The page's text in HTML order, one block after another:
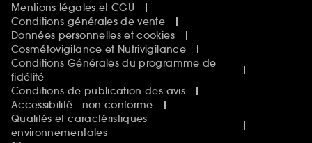
Mentions légales et CGU
Conditions générales de vente
Données personnelles et cookies
Cosmétovigilance et Nutrivigilance
Conditions Générales du programme de
fidélité
Conditions de publication des avis
Accessibilité : non conforme
Qualités et caractéristiques
environnementales